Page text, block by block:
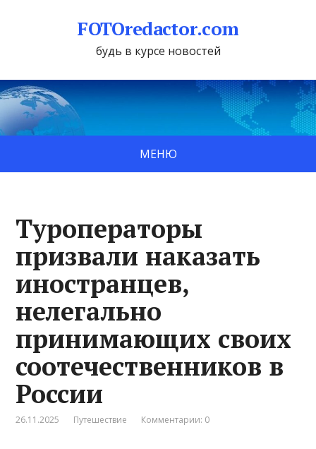
FOTOredactor.com
будь в курсе новостей
МЕНЮ
Туроператоры
призвали наказать
иностранцев,
нелегально
принимающих своих
соотечественников в
России
26.11.2025 Путешествие Комментарии: 0